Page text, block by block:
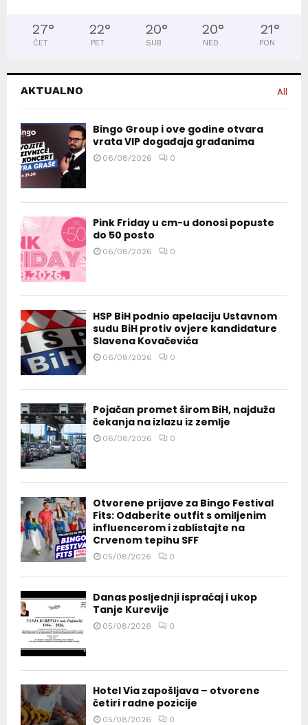
27°
ČET
22°
PET
20°
SUB
20°
NED
21°
PON
AKTUALNO All
Bingo Group i ove godine otvara
vrata VIP događaja građanima
06/08/2026 0
Pink Friday u cm-u donosi popuste
do 50 posto
06/08/2026 0
HSP BiH podnio apelaciju Ustavnom
sudu BiH protiv ovjere kandidature
Slavena Kovačevića
06/08/2026 0
Pojačan promet širom BiH, najduža
čekanja na izlazu iz zemlje
06/08/2026 0
Otvorene prijave za Bingo Festival
Fits: Odaberite outfit s omiljenim
influencerom i zablistajte na
Crvenom tepihu SFF
05/08/2026 0
Danas posljednji ispraćaj i ukop
Tanje Kurevije
05/08/2026 0
Hotel Via zapošljava – otvorene
četiri radne pozicije
05/08/2026 0